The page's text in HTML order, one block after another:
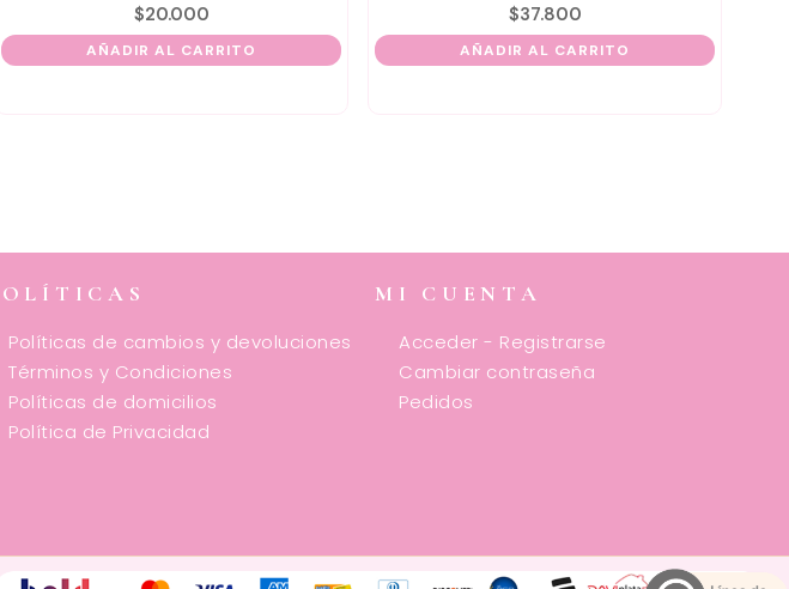
$20.000
AÑADIR AL CARRITO
$37.800
AÑADIR AL CARRITO
Políticas de cambios y devoluciones
Términos y Condiciones
Políticas de domicilios
Política de Privacidad
MI CUENTA
Acceder - Registrarse
Cambiar contraseña
Pedidos